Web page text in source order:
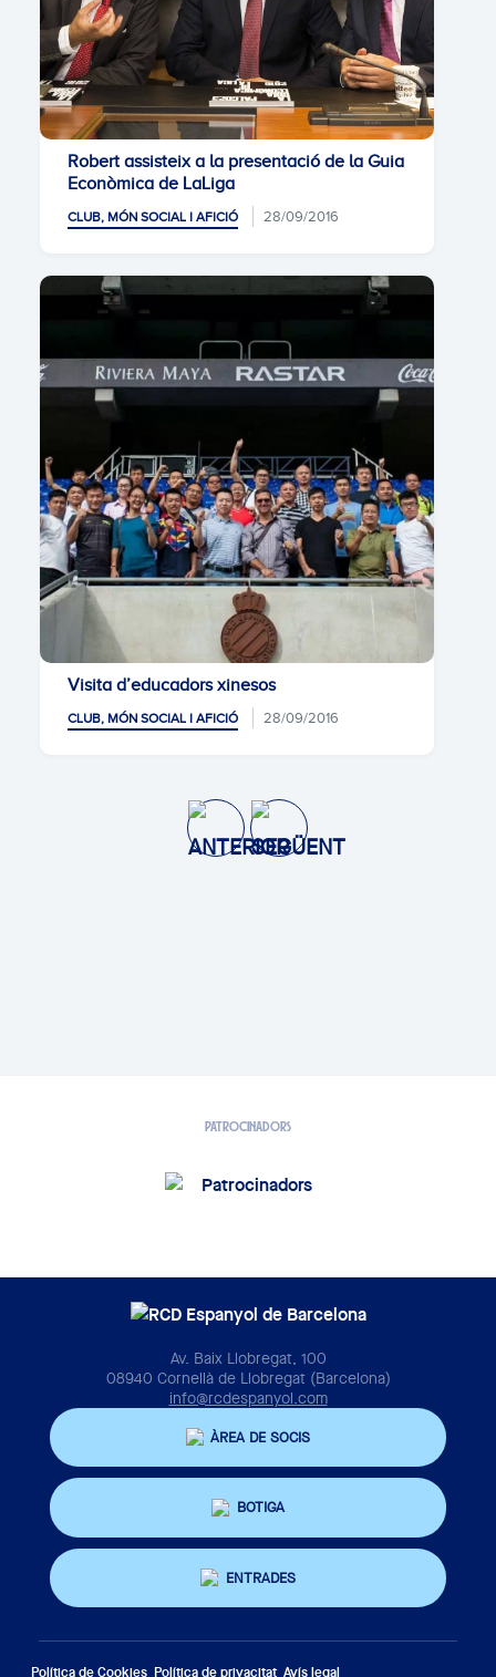
Robert assisteix a la presentació de la Guia
Econòmica de LaLiga
CLUB, MÓN SOCIAL I AFICIÓ 28/09/2016
Visita d’educadors xinesos
CLUB, MÓN SOCIAL I AFICIÓ 28/09/2016
PATROCINADORS
Av. Baix Llobregat, 100
08940 Cornellà de Llobregat (Barcelona)
info@rcdespanyol.com
ÀREA DE SOCIS
BOTIGA
ENTRADES
Política de Cookies Política de privacitat Avís legal